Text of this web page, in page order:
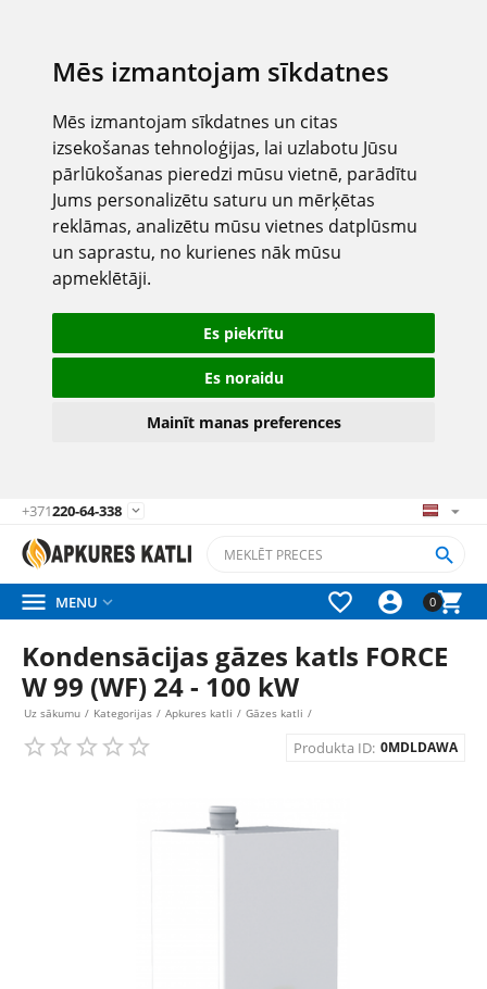
Mēs izmantojam sīkdatnes
Mēs izmantojam sīkdatnes un citas
izsekošanas tehnoloģijas, lai uzlabotu Jūsu
pārlūkošanas pieredzi mūsu vietnē, parādītu
Jums personalizētu saturu un mērķētas
reklāmas, analizētu mūsu vietnes datplūsmu
un saprastu, no kurienes nāk mūsu
apmeklētāji.
Es piekrītu
Es noraidu
Mainīt manas preferences
+371220-64-338 
0



 MENU 
Kondensācijas gāzes katls FORCE
W 99 (WF) 24 - 100 kW
Uz sākumu / Kategorijas / Apkures katli / Gāzes katli /
Produkta ID: 0MDLDAWA